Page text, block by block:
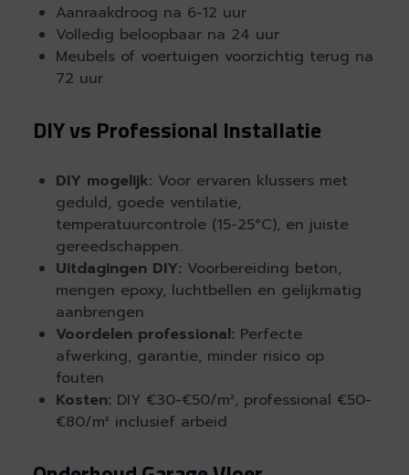
Aanraakdroog na 6-12 uur
Volledig beloopbaar na 24 uur
Meubels of voertuigen voorzichtig terug na
72 uur
DIY vs Professional Installatie
DIY mogelijk: Voor ervaren klussers met
geduld, goede ventilatie,
temperatuurcontrole (15-25°C), en juiste
gereedschappen.
Uitdagingen DIY: Voorbereiding beton,
mengen epoxy, luchtbellen en gelijkmatig
aanbrengen
Voordelen professional: Perfecte
afwerking, garantie, minder risico op
fouten
Kosten: DIY €30-€50/m², professional €50-
€80/m² inclusief arbeid